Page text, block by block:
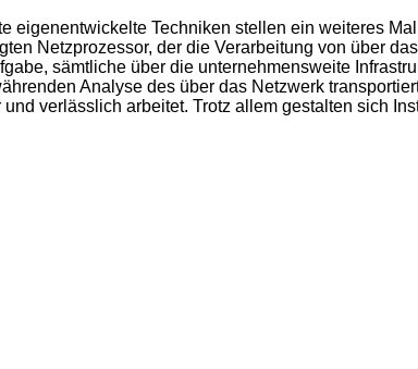
eigenentwickelte Techniken stellen ein weiteres
Netzprozessor, der die Verarbeitung von über
sämtliche über die unternehmensweite
Analyse des über das Netzwerk
verlässlich arbeitet. Trotz allem gestalten sich